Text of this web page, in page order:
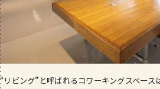
“リビング”と呼ばれるコワーキングスペース